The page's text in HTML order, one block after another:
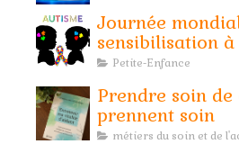
Journée
sensibilisation
Petite-Enfance
Prendre soin de
prennent soin
métiers du soin et de